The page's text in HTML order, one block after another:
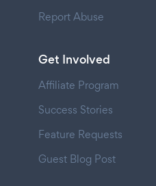
Report Abuse
Get Involved
Affiliate Program
Success Stories
Feature Requests
Guest Blog Post